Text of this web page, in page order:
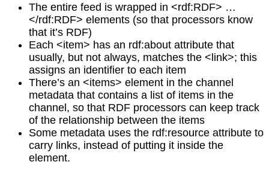
The entire feed is wrapped in <rdf:RDF> …
</rdf:RDF> elements (so that processors know
that it’s RDF)
Each <item> has an rdf:about attribute that
usually, but not always, matches the <link>; this
assigns an identifier to each item
There’s an <items> element in the channel
metadata that contains a list of items in the
channel, so that RDF processors can keep track
of the relationship between the items
Some metadata uses the rdf:resource attribute to
carry links, instead of putting it inside the
element.